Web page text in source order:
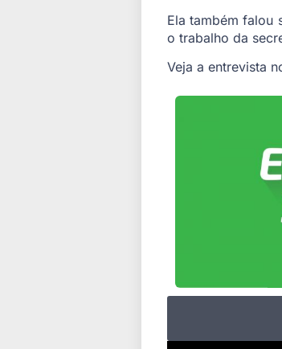
Ela também falou
o trabalho da
Veja a entrevista